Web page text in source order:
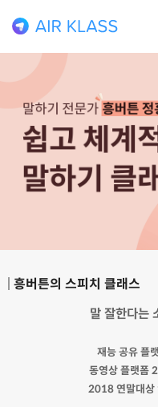
흥버튼의 스피치 클래스
말 잘한다는
재능 공유 플
동영상 플랫폼
2018 연말대상